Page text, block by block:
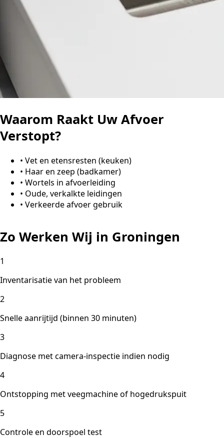
Waarom Raakt Uw Afvoer
Verstopt?
• Vet en etensresten (keuken)
• Haar en zeep (badkamer)
• Wortels in afvoerleiding
• Oude, verkalkte leidingen
• Verkeerde afvoer gebruik
Zo Werken Wij in Groningen
1
Inventarisatie van het probleem
2
Snelle aanrijtijd (binnen 30 minuten)
3
Diagnose met camera-inspectie indien nodig
4
Ontstopping met veegmachine of hogedrukspuit
5
Controle en doorspoel test